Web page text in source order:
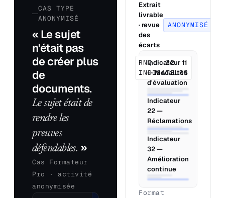
CAS TYPE
ANONYMISÉ
« Le sujet
n'était pas
de créer plus
de
documents.
Le sujet était de
rendre les
preuves
défendables. »
Cas Formateur
Pro · activité
anonymisée
Extrait
livrable
· revue
des
écarts
ANONYMISÉ
RNQ · 32
INDICATEURS
Indicateur 11
— Modalités
d'évaluation
Indicateur
22 —
Réclamations
Indicateur
32 —
Amélioration
continue
Format